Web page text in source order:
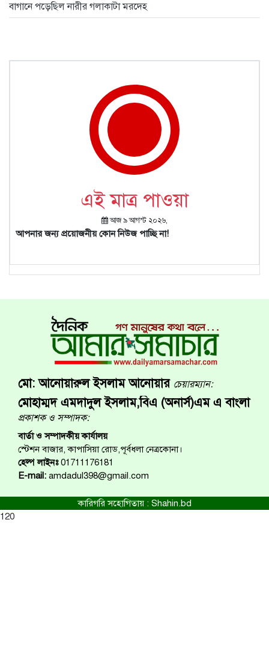
বাগানে পড়েছিল নারীর গলাকাটা মরদেহ
এই মাত্র পাওয়া
আজ ৯ আগস্ট ২০২৬,
আপনার জন্য প্রয়োজনীয় কোন নিউজ পাচ্ছি না!
মো: আনোয়ারুল ইসলাম আনোয়ার চেয়ারম্যান:
মোহাম্মদ এমদাদুল ইসলাম,বিএ (অনার্স)এম এ বাংলা
প্রকাশক ও সম্পাদক:
বার্তা ও সম্পাদকীয় কার্যালয়
স্টেশন বাজার, কাপাসিয়া রোড,পূর্বধলা নেত্রকোনা।
হেল্প লাইনঃ01711176181
E-mail: amdadul398@gmail.com
কারিগরি সহোগিতায় : Shahin.bd
120